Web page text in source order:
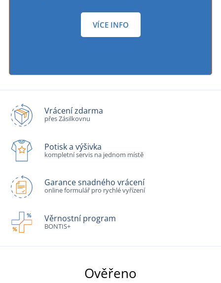
VÍCE INFO
Vrácení zdarma
přes Zásilkovnu
Potisk a výšivka
kompletní servis na jednom místě
Garance snadného vrácení
online formulář pro rychlé vyřízení
Věrnostní program
BONTIS+
Ověřeno